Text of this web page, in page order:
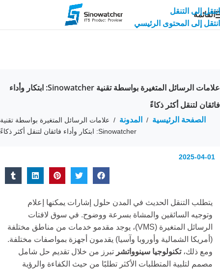
انتقل إلى التنقل
انتقل إلى المحتوى الرئيسي
القائمة
علامات الرسائل المتغيرة بواسطة تقنية Sinowatcher: ابتكار وأداء
فائقان لتنقل أكثر ذكاءً
الصفحة الرئيسية / المدونة / علامات الرسائل المتغيرة بواسطة تقنية
Sinowatcher: ابتكار وأداء فائقان لتنقل أكثر ذكاءً
2025-04-01
يتطلب التنقل الحديث في المدن حلول إشارات يمكنها إعلام
وتوجيه السائقين والمشاة بسرعة ووضوح. في سوق لافتات
الرسائل المتغيرة (VMS)، يوجد مقدمو خدمات من مناطق مختلفة
(أمريكا الشمالية وأوروبا وآسيا) يقدمون أجهزة بمواصفات مختلفة.
ومع ذلك،تكنولوجيا سينوواتشر تبرز من خلال تقديم حل شامل
مصمم لتلبية المتطلبات الأكثر تطلبًا من حيث الكفاءة والرؤية